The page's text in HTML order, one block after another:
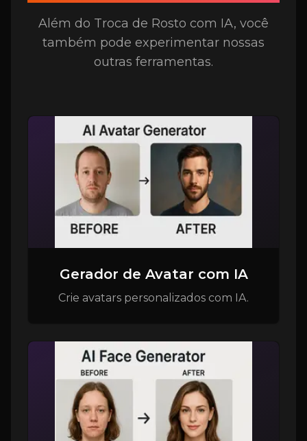
Além do Troca de Rosto com IA, você
também pode experimentar nossas
outras ferramentas.
Gerador de Avatar com IA
Crie avatars personalizados com IA.